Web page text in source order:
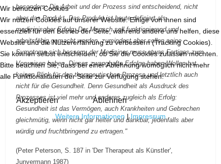
besonders: Die Arbeit und der Prozess sind entscheidend, nicht
aber das Produkt. Das Produkt ist heute definiert als
medizinischer Erfolg: Der Mensch soll funktionierend und
arbeitsfähig gemacht werden, zumindest aber sollen seine
Symptome sich bessern; der Mediziner muss etwas Fertiges zum
Vorweisen haben. Dieses zwanghafte Erfolge-haben-Wollen hat
keinen Blick für den therapeutischen Prozess und letztlich auch
nicht für die Gesundheit. Denn Gesundheit als Ausdruck des
Prozesses ist viel mehr und anderes zugleich als Erfolg:
Gesundheit ist das Vermögen, auch Krankheiten und Gebrechen
gleichmütig, wenn nicht gar heiter und dankbar, jedenfalls aber
würdig und fruchtbringend zu ertragen."
(Peter Peterson, S. 187 in 'Der Therapeut als Künstler',
Junvermann 1987)
Wir benutzen Cookies
Wir nutzen Cookies auf unserer Website. Einige von ihnen sind
essenziell für den Betrieb der Seite, während andere uns helfen, diese
Website und die Nutzererfahrung zu verbessern (Tracking Cookies).
Sie können selbst entscheiden, ob Sie die Cookies zulassen möchten.
Bitte beachten Sie, dass bei einer Ablehnung womöglich nicht mehr
alle Funktionalitäten der Seite zur Verfügung stehen.
Akzeptieren Ablehnen
Weitere Informationen |Impressum